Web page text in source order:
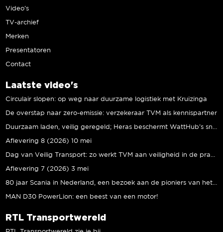
Video’s
TV-archief
Merken
Presentatoren
Contact
Laatste video's
Circulair slopen: op weg naar duurzame logistiek met Kruizinga
De overstap naar zero-emissie: verzekeraar TVM als kennispartner
Aflevering 8 (2026) 10 mei
Aflevering 7 (2026) 3 mei
MAN D30 PowerLion: een beest van een motor!
RTL Transportwereld